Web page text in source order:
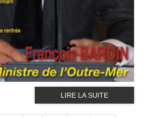
LIRE LA SUITE